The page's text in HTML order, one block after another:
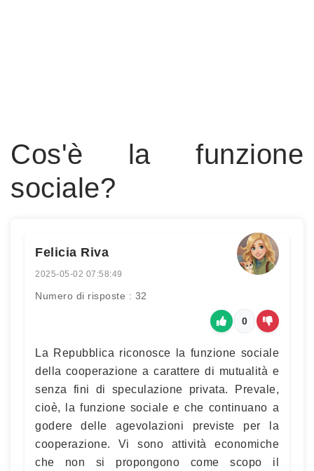
Cos'è la funzione
sociale?
Felicia Riva
2025-05-02 07:58:49
Numero di risposte : 32
0
La Repubblica riconosce la funzione sociale
della cooperazione a carattere di mutualità e
senza fini di speculazione privata. Prevale,
cioè, la funzione sociale e che continuano a
godere delle agevolazioni previste per la
cooperazione. Vi sono attività economiche
che non si propongono come scopo il